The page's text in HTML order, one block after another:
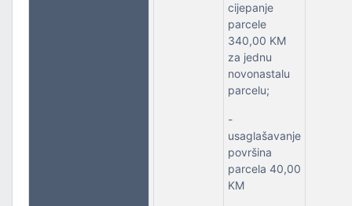
cijepanje
parcele
340,00 KM
za jednu
novonastalu
parcelu;
-
usaglašavanje
površina
parcela 40,00
KM